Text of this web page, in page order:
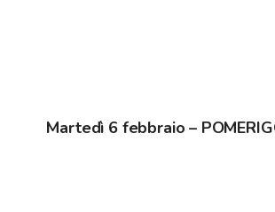
Martedì 6 febbraio –